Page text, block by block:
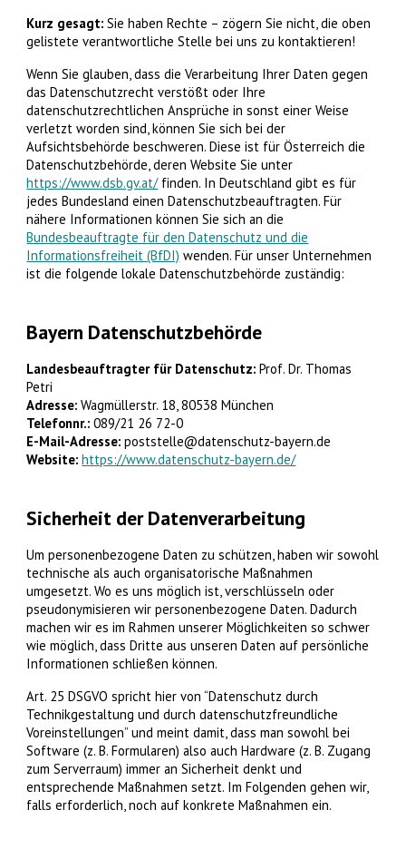
Kurz gesagt: Sie haben Rechte – zögern Sie nicht, die oben
gelistete verantwortliche Stelle bei uns zu kontaktieren!
Wenn Sie glauben, dass die Verarbeitung Ihrer Daten gegen
das Datenschutzrecht verstößt oder Ihre
datenschutzrechtlichen Ansprüche in sonst einer Weise
verletzt worden sind, können Sie sich bei der
Aufsichtsbehörde beschweren. Diese ist für Österreich die
Datenschutzbehörde, deren Website Sie unter
https://www.dsb.gv.at/finden. In Deutschland gibt es für
jedes Bundesland einen Datenschutzbeauftragten. Für
nähere Informationen können Sie sich an die
Bundesbeauftragte für den Datenschutz und die
Informationsfreiheit (BfDI) wenden. Für unser Unternehmen
ist die folgende lokale Datenschutzbehörde zuständig:
Bayern Datenschutzbehörde
Landesbeauftragter für Datenschutz: Prof. Dr. Thomas
Petri
Adresse: Wagmüllerstr. 18, 80538 München
Telefonnr.: 089/21 26 72-0
E-Mail-Adresse: poststelle@datenschutz-bayern.de
Website: https://www.datenschutz-bayern.de/
Sicherheit der Datenverarbeitung
Um personenbezogene Daten zu schützen, haben wir sowohl
technische als auch organisatorische Maßnahmen
umgesetzt. Wo es uns möglich ist, verschlüsseln oder
pseudonymisieren wir personenbezogene Daten. Dadurch
machen wir es im Rahmen unserer Möglichkeiten so schwer
wie möglich, dass Dritte aus unseren Daten auf persönliche
Informationen schließen können.
Art. 25 DSGVO spricht hier von “Datenschutz durch
Technikgestaltung und durch datenschutzfreundliche
Voreinstellungen” und meint damit, dass man sowohl bei
Software (z. B. Formularen) also auch Hardware (z. B. Zugang
zum Serverraum) immer an Sicherheit denkt und
entsprechende Maßnahmen setzt. Im Folgenden gehen wir,
falls erforderlich, noch auf konkrete Maßnahmen ein.